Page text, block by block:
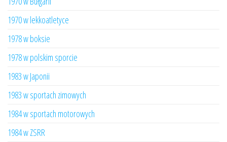
1970 w lekkoatletyce
1978 w boksie
1978 w polskim sporcie
1983 w Japonii
1983 w sportach zimowych
1984 w sportach motorowych
1984 w ZSRR